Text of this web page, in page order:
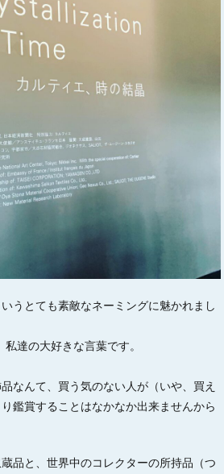
うとても素敵なネーミングに魅かれまし
達の大好きな言葉です。
なんて、買う気のない人が（いや、買え
鑑賞することはなかなか出来ませんから
品と、世界中のコレクターの所持品（つ